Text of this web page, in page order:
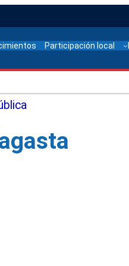
Participación local